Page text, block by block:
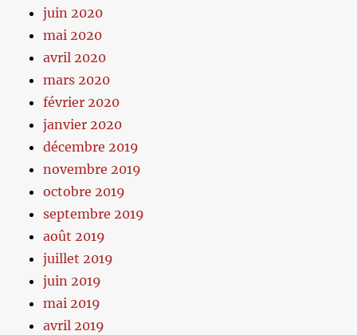
juin 2020
mai 2020
avril 2020
mars 2020
février 2020
janvier 2020
décembre 2019
novembre 2019
octobre 2019
septembre 2019
août 2019
juillet 2019
juin 2019
mai 2019
avril 2019